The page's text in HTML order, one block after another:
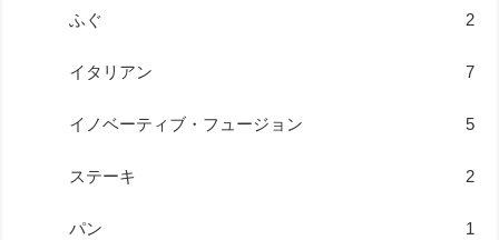
ふぐ 2
イタリアン 7
イノベーティブ・フュージョン 5
ステーキ 2
パン 1